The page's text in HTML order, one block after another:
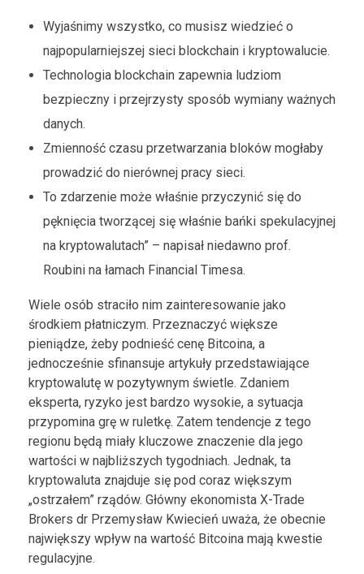
Wyjaśnimy wszystko, co musisz wiedzieć o
najpopularniejszej sieci blockchain i kryptowalucie.
Technologia blockchain zapewnia ludziom
bezpieczny i przejrzysty sposób wymiany ważnych
danych.
Zmienność czasu przetwarzania bloków mogłaby
prowadzić do nierównej pracy sieci.
To zdarzenie może właśnie przyczynić się do
pęknięcia tworzącej się właśnie bańki spekulacyjnej
na kryptowalutach” – napisał niedawno prof.
Roubini na łamach Financial Timesa.
Wiele osób straciło nim zainteresowanie jako
środkiem płatniczym. Przeznaczyć większe
pieniądze, żeby podnieść cenę Bitcoina, a
jednocześnie sfinansuje artykuły przedstawiające
kryptowalutę w pozytywnym świetle. Zdaniem
eksperta, ryzyko jest bardzo wysokie, a sytuacja
przypomina grę w ruletkę. Zatem tendencje z tego
regionu będą miały kluczowe znaczenie dla jego
wartości w najbliższych tygodniach. Jednak, ta
kryptowaluta znajduje się pod coraz większym
„ostrzałem” rządów. Główny ekonomista X-Trade
Brokers dr Przemysław Kwiecień uważa, że obecnie
największy wpływ na wartość Bitcoina mają kwestie
regulacyjne.